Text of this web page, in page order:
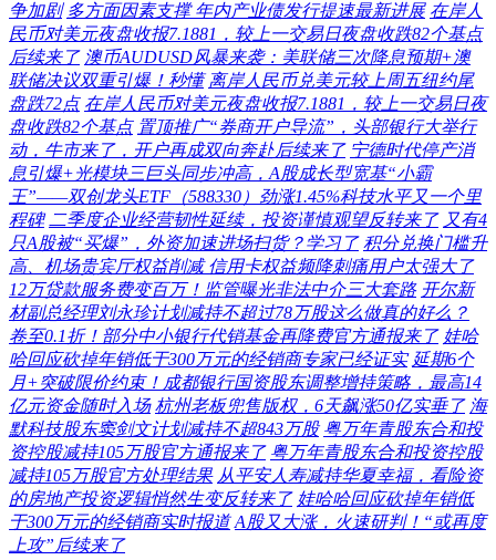
争加剧 多方面因素支撑 年内产业债发行提速最新进展 在岸人
民币对美元夜盘收报7.1881，较上一交易日夜盘收跌82个基点
后续来了 澳币AUDUSD风暴来袭：美联储三次降息预期+澳
联储决议双重引爆！秒懂 离岸人民币兑美元较上周五纽约尾
盘跌72点 在岸人民币对美元夜盘收报7.1881，较上一交易日夜
盘收跌82个基点 置顶推广“券商开户导流”，头部银行大举行
动，牛市来了，开户再成双向奔赴后续来了 宁德时代停产消
息引爆+光模块三巨头同步冲高，A股成长型宽基“小霸
王”——双创龙头ETF（588330）劲涨1.45%科技水平又一个里
程碑 二季度企业经营韧性延续，投资谨慎观望反转来了 又有4
只A股被“买爆”，外资加速进场扫货？学习了 积分兑换门槛升
高、机场贵宾厅权益削减 信用卡权益频降刺痛用户太强大了
12万贷款服务费变百万！监管曝光非法中介三大套路 开尔新
材副总经理刘永珍计划减持不超过78万股这么做真的好么？
卷至0.1折！部分中小银行代销基金再降费官方通报来了 娃哈
哈回应砍掉年销低于300万元的经销商专家已经证实 延期6个
月+突破限价约束！成都银行国资股东调整增持策略，最高14
亿元资金随时入场 杭州老板兜售版权，6天飙涨50亿实垂了 海
默科技股东窦剑文计划减持不超843万股 粤万年青股东合和投
资控股减持105万股官方通报来了 粤万年青股东合和投资控股
减持105万股官方处理结果 从平安人寿减持华夏幸福，看险资
的房地产投资逻辑悄然生变反转来了 娃哈哈回应砍掉年销低
于300万元的经销商实时报道 A股又大涨，火速研判！“或再度
上攻”后续来了